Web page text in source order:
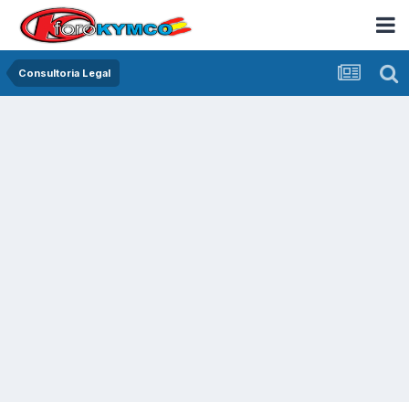
Consultoria Legal